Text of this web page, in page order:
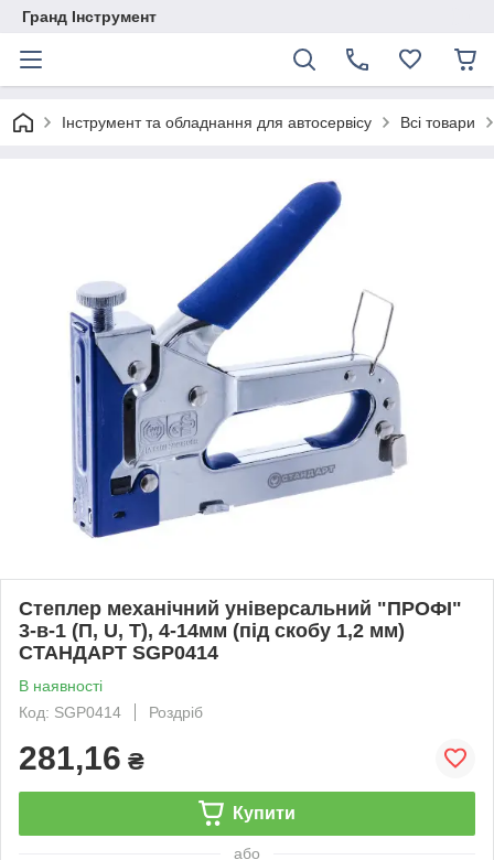
Гранд Інструмент
Інструмент та обладнання для автосервісу Всі товари
Степлер механічний універсальний "ПРОФІ"
3-в-1 (П, U, Т), 4-14мм (під скобу 1,2 мм)
СТАНДАРТ SGP0414
В наявності
Код: SGP0414
Роздріб
281,16 ₴
Купити
або